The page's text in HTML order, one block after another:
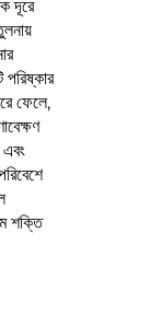
দূরে
ফেলে,
এবং
শক্তি